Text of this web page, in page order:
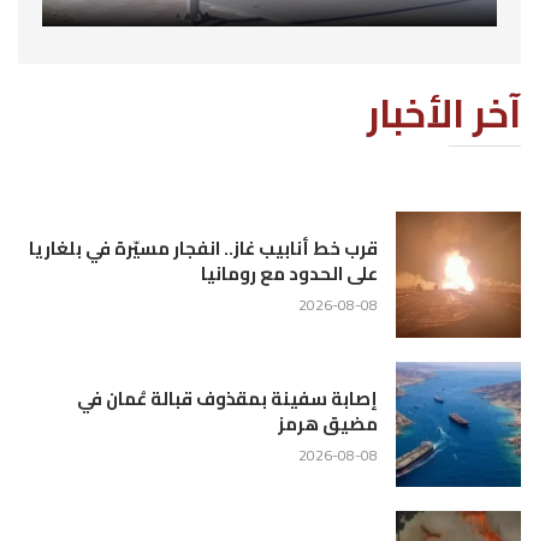
آخر الأخبار
قرب خط أنابيب غاز.. انفجار مسيّرة في بلغاريا
على الحدود مع رومانيا
2026-08-08
إصابة سفينة بمقذوف قبالة عُمان في
مضيق هرمز
2026-08-08